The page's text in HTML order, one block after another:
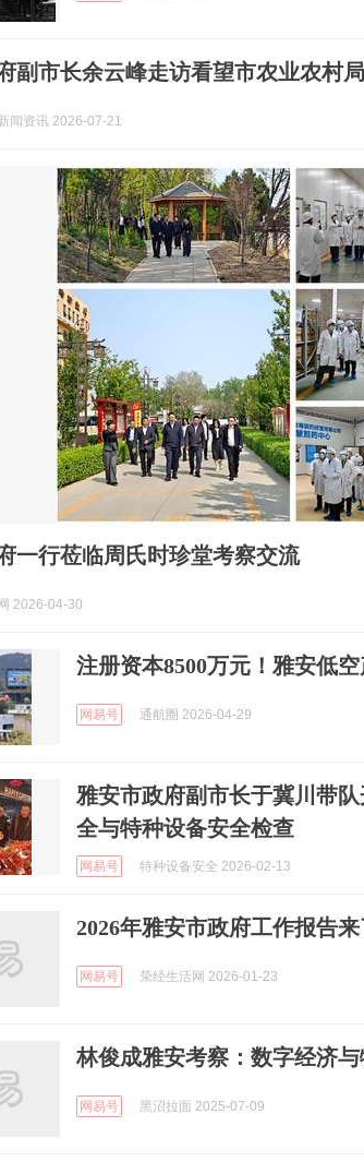
副市长余云峰走访看望市农业农村
闻资讯 2026-07-21
一行莅临周氏时珍堂考察交流
2026-04-30
注册资本8500万元！雅安低
网易号 通航圈 2026-04-29
雅安市政府副市长于冀川带
全与特种设备安全检查
网易号 特种设备安全 2026-02-13
2026年雅安市政府工作报告来
网易号 荥经生活网 2026-01-23
林俊成雅安考察：数字经济
网易号 黑沼拉面 2025-07-09